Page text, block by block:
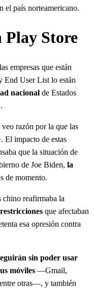
el país norteamericano.
Play Store
empresas que están
User List lo están
nacional de Estados
razón por la que las
El impacto de estas
que la situación de
de Joe Biden, la
de momento.
reafirmaba la
que afectaban
esa opresión contra
sin poder usar
móviles —Gmail,
otras—, y también